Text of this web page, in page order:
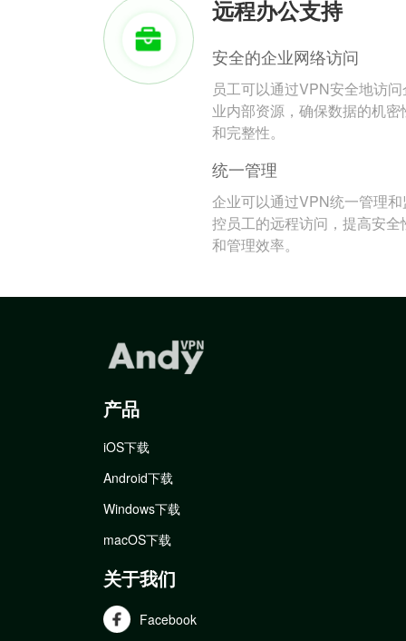
远程办公支持
安全的企业网络访问
员工可以通过VPN安全地访问
业内部资源，确保数据的机密
和完整性。
统一管理
企业可以通过VPN统一管理和
控员工的远程访问，提高安全
和管理效率。
产品
iOS下载
Android下载
Windows下载
macOS下载
关于我们
Facebook